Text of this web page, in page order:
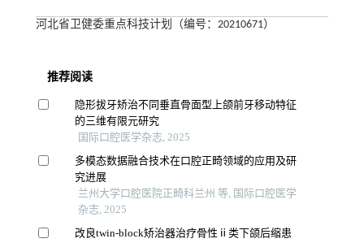
河北省卫健委重点科技计划（编号：20210671）